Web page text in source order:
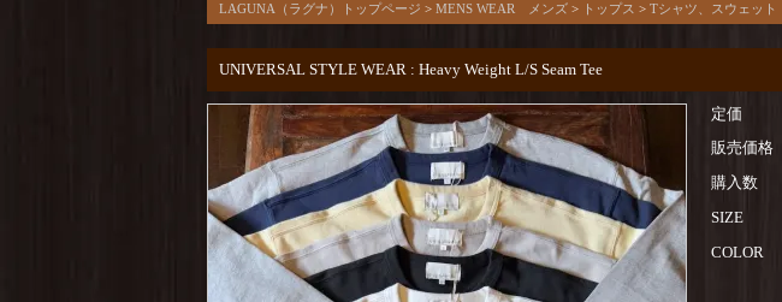
LAGUNA（ラグナ）トップページ > MENS WEAR メンズ > トップス > Tシャツ、スウェット
UNIVERSAL STYLE WEAR : Heavy Weight L/S Seam Tee
定価
販売価格
購入数
SIZE
COLOR